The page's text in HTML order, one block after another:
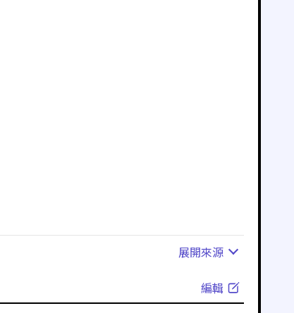
展開來源
編輯